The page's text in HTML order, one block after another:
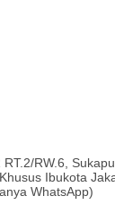
RW.6,
Ibukota
WhatsApp)